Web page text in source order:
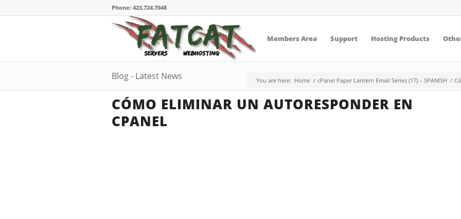
Phone: 423.724.7048
Members Area Support Hosting Products
Blog - Latest News You are here: Home / cPanel Paper Lantern Email Series (17) – SPANISH /
CÓMO ELIMINAR UN AUTORESPONDER EN
CPANEL